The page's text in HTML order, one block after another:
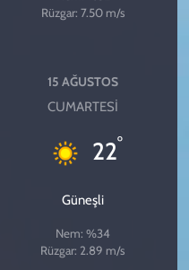
Rüzgar: 7.50 m/s
15 AĞUSTOS
CUMARTESI
22°
Güneşli
Nem: %34
Rüzgar: 2.89 m/s